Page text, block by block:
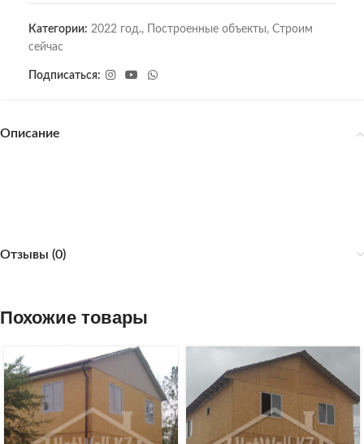
Категории: 2022 год., Построенные объекты, Строим
сейчас
Подписаться:
Описание
Отзывы (0)
Похожие товары